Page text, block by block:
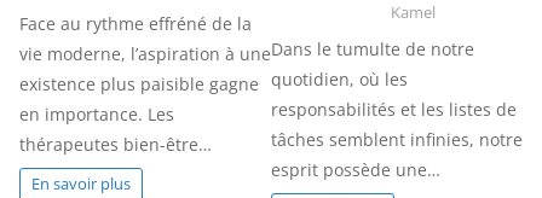
Face au rythme effréné de la
vie moderne, l’aspiration à une
existence plus paisible gagne
en importance. Les
thérapeutes bien-être…
En savoir plus
Kamel
Dans le tumulte de notre
quotidien, où les
responsabilités et les listes de
tâches semblent infinies, notre
esprit possède une…